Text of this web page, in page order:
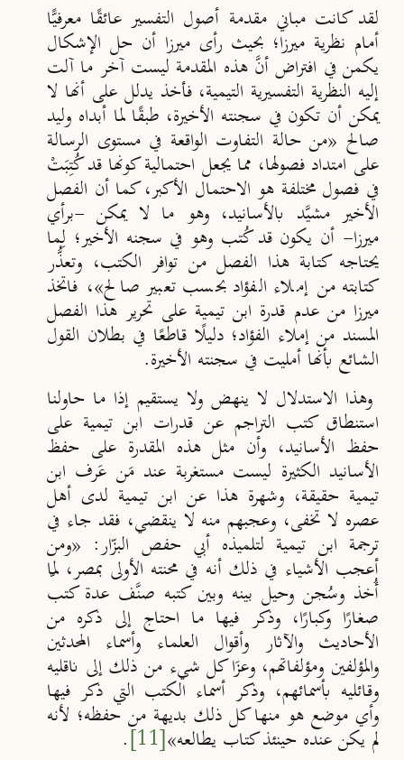
لقد كانت مباني مقدمة أصول التفسير عائقًا معرفيًّا
أمام نظرية ميرزا؛ بحيث رأى ميرزا أن حل الإشكال
يكمن في افتراض أنَّ هذه المقدمة ليست آخر ما آلت
إليه النظرية التفسيرية التيمية، فأخذ يدلل على أنها لا
يمكن أن تكون في سجنته الأخيرة، طبقًا لما أبداه وليد
صالح «من حالة التفاوت الواقعة في مستوى الرسالة
على امتداد فصولها، مما يجعل احتمالية كونها قد كُتِبَتْ
في فصول مختلفة هو الاحتمال الأكبر، كما أن الفصل
الأخير مشيَّد بالأسانيد، وهو ما لا يمكن -برأي
ميرزا- أن يكون قد كُتب وهو في سجنه الأخير؛ لِما
يحتاجه كتابة هذا الفصل من توافر الكتب، وتعذُر
كتابته من إملاء الفؤاد بحسب تعبير صالح»، فاتخذ
ميرزا من عدم قدرة ابن تيمية على تحرير هذا الفصل
المسند من إملاء الفؤاد؛ دليلًا قاطعًا في بطلان القول
الشائع بأنها أمليت في سجنته الأخيرة.
وهذا الاستدلال لا ينهض ولا يستقيم إذا ما حاولنا
استنطاق كتب التراجم عن قدرات ابن تيمية على
حفظ الأسانيد، وأن مثل هذه المقدرة على حفظ
الأسانيد الكثيرة ليست مستغربة عند مَن عَرف ابن
تيمية حقيقة، وشهرة هذا عن ابن تيمية لدى أهل
عصره لا تخفى، وعجبهم منه لا ينقضي، فقد جاء في
ترجمة ابن تيمية لتلميذه أبي حفص البزّار: «ومن
أعجب الأشياء في ذلك أنه في محنته الأولى بمصر، لما
أُخذ وسُجن وحيل بينه وبين كتبه صنف عدة كتب
صغارًا وكبارًا، وذكر فيها ما احتاج إلى ذكره من
الأحاديث والآثار وأقوال العلماء وأسماء المحدثين
والمؤلفين ومؤلفاتهم، وعزَا كل شيء من ذلك إلى ناقليه
وقائليه بأسمائهم، وذكر أسماء الكتب التي ذكر فيها
وأي موضع هو منها كل ذلك بديهة من حفظه؛ لأنه
لم يكن عنده حينئذ كتاب يطالعه»[11]
.